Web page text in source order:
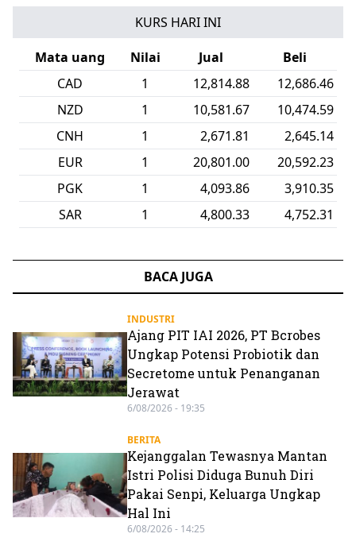
KURS HARI INI
Mata uang
Nilai Jual
Beli
CAD
1 12,814.88
12,686.46
NZD
1 10,581.67
10,474.59
CNH
1 2,671.81
2,645.14
EUR
1 20,801.00
20,592.23
PGK
1 4,093.86
3,910.35
SAR
1 4,800.33 4,752.31
BACA JUGA
INDUSTRI
Ajang PIT IAI 2026, PT Bcrobes
Ungkap Potensi Probiotik dan
Secretome untuk Penanganan
Jerawat
6/08/2026 - 19:35
BERITA
Kejanggalan Tewasnya Mantan
Istri Polisi Diduga Bunuh Diri
Pakai Senpi, Keluarga Ungkap
Hal Ini
6/08/2026 - 14:25